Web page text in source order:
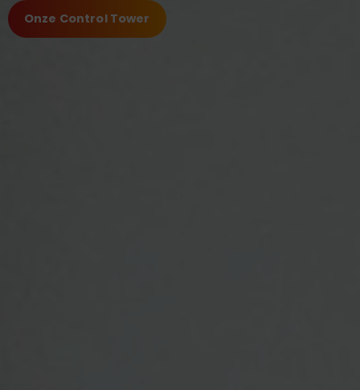
Onze Control Tower